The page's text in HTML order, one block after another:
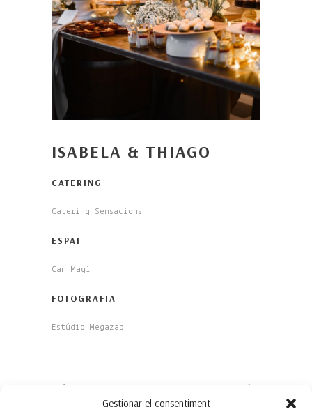
Gestionar el consentiment
ISABELA & THIAGO
CATERING
Catering Sensacions
ESPAI
Can Magí
FOTOGRAFIA
Estúdio Megazap